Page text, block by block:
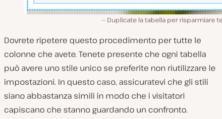
Duplicate la tabella per risparmiare
Dovrete ripetere questo procedimento per tutte le
colonne che avete. Tenete presente che ogni tabella
può avere uno stile unico se preferite non riutilizzare le
impostazioni. In questo caso, assicuratevi che gli stili
siano abbastanza simili in modo che i visitatori
capiscano che stanno guardando un confronto.